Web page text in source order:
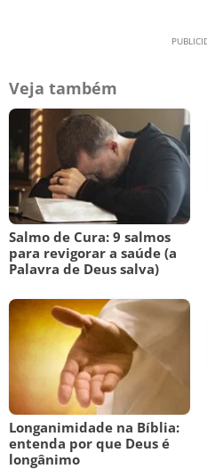
Veja também
Salmo de Cura: 9 salmos
para revigorar a saúde (a
Palavra de Deus salva)
Longanimidade na Bíblia:
entenda por que Deus é
longânimo